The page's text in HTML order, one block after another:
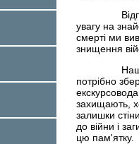
увагу на
смерті ми
знищення
потрібно
захищають,
залишки
до війни і
цю пам'ятку.